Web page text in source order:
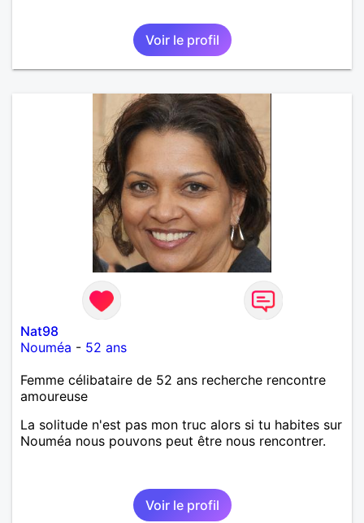
Voir le profil
Nat98
Nouméa - 52 ans
Femme célibataire de 52 ans recherche rencontre
amoureuse
La solitude n'est pas mon truc alors si tu habites sur
Nouméa nous pouvons peut être nous rencontrer.
Voir le profil